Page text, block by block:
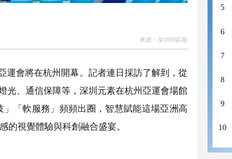
來源： 深圳特區報
會將在杭州開幕。記者連日採訪了解到，從
光、通信保障等，深圳元素在杭州亞運會場館
「軟服務」頻頻出圈，智慧賦能這場亞洲高
的視覺體驗與科創融合盛宴。